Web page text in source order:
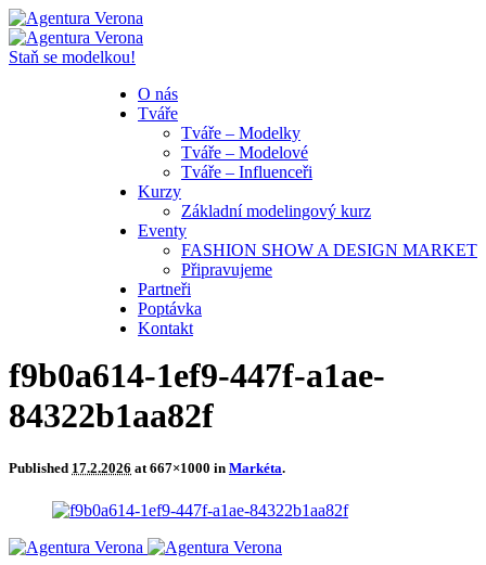
Staň se modelkou!
O nás
Tváře
Tváře – Modelky
Tváře – Modelové
Tváře – Influenceři
Kurzy
Základní modelingový kurz
Eventy
FASHION SHOW A DESIGN MARKET
Připravujeme
Partneři
Poptávka
Kontakt
f9b0a614-1ef9-447f-a1ae-
84322b1aa82f
Published 17.2.2026 at 667×1000 in Markéta.